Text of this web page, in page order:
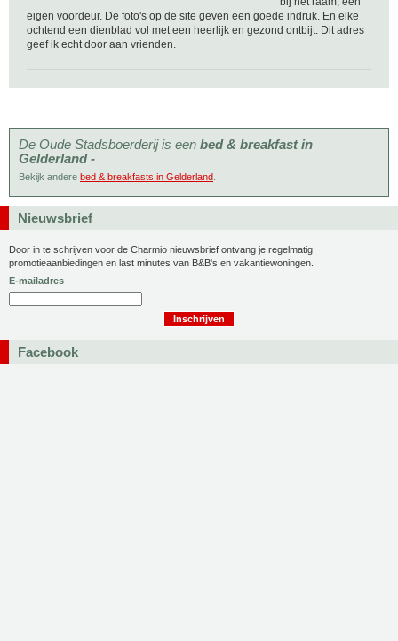
eigen voordeur. De foto's op de site geven een goede indruk. En elke
ochtend een dienblad vol met een heerlijk en gezond ontbijt. Dit adres
geef ik echt door aan vrienden.
De Oude Stadsboerderij is een bed & breakfast in
Gelderland -
Bekijk andere bed & breakfasts in Gelderland
Nieuwsbrief
Door in te schrijven voor de Charmio nieuwsbrief ontvang je regelmatig
promotieaanbiedingen en last minutes van B&B's en vakantiewoningen.
E-mailadres
Facebook